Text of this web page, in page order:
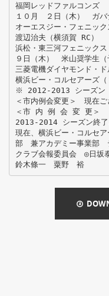
福岡レッドファルコンズ
１０月 ２日（木） ガバ
オーエスジー・フェニッ
渡辺治夫（横須賀 RC）
浜松・東三河フェニック
９日（木） 米山奨学生（
三菱電機ダイヤモンド・
横浜ビー・コルセアーズ（
※ 2012-2013 シーズン
＜市内例会変更＞ 現在ご
＜市 内 例 会 変 更＞
2013-2014 シーズン終了
現在、横浜ビー・コルセ
部 兼アカデミー事業部
クラブ会報委員会 ◎日
鈴木條一 粟野 裕